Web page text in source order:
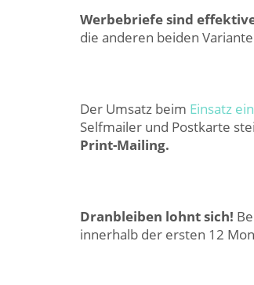
Werbebriefe sind
die anderen beiden
Der Umsatz beim Einsatz
Selfmailer und Postkarte
Print-Mailing.
Dranbleiben lohnt sich!
innerhalb der ersten 12